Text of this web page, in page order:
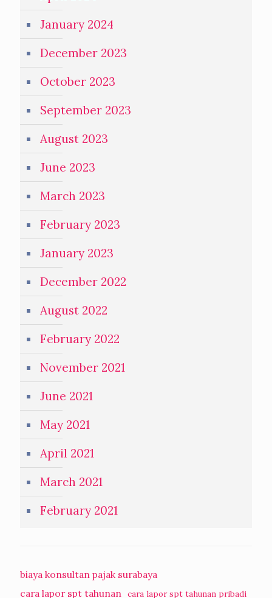
January 2024
December 2023
October 2023
September 2023
August 2023
June 2023
March 2023
February 2023
January 2023
December 2022
August 2022
February 2022
November 2021
June 2021
May 2021
April 2021
March 2021
February 2021
biaya konsultan pajak surabaya
cara lapor spt tahunan cara lapor spt tahunan pribadi